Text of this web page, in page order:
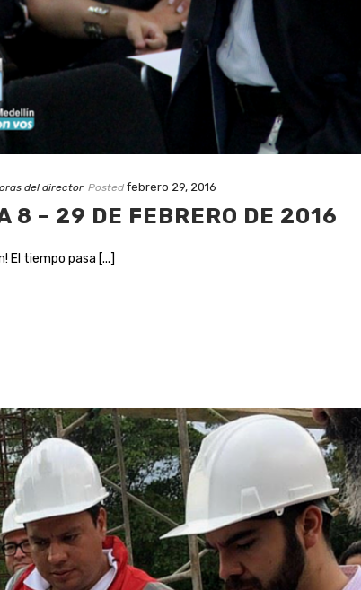
del director Posted febrero 29, 2016
8 – 29 DE FEBRERO DE 2016
El tiempo pasa [...]